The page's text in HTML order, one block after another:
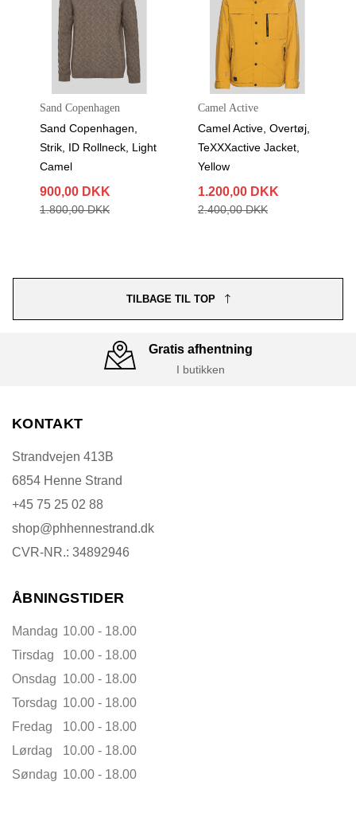
Sand Copenhagen
Sand Copenhagen,
Strik, ID Rollneck, Light
Camel
900,00 DKK
1.800,00 DKK
Camel Active
Camel Active, Overtøj,
TeXXXactive Jacket,
Yellow
1.200,00 DKK
2.400,00 DKK
TILBAGE TIL TOP
Gratis afhentning
I butikken
KONTAKT
Strandvejen 413B
6854 Henne Strand
+45 75 25 02 88
shop@phhennestrand.dk
CVR-NR.: 34892946
ÅBNINGSTIDER
Mandag 10.00 - 18.00
Tirsdag
10.00 - 18.00
Onsdag 10.00 - 18.00
Torsdag 10.00 - 18.00
Fredag
10.00 - 18.00
Lørdag
10.00 - 18.00
Søndag 10.00 - 18.00